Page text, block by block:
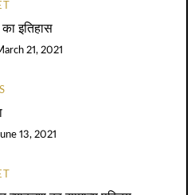
का इतिहास
21, 2021
13, 2021